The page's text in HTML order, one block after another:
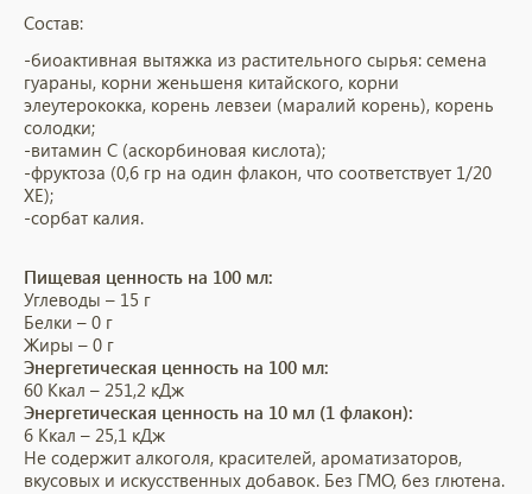
Состав:
-биоактивная вытяжка из растительного сырья: семена
гуараны, корни женьшеня китайского, корни
элеутерококка, корень левзеи (маралий корень), корень
солодки;
-витамин C (аскорбиновая кислота);
-фруктоза (0,6 гр на один флакон, что соответствует 1/20
ХЕ);
-сорбат калия.
Пищевая ценность на 100 мл:
Углеводы – 15 г
Белки – 0 г
Жиры – 0 г
Энергетическая ценность на 100 мл:
60 Ккал – 251,2 кДж
Энергетическая ценность на 10 мл (1 флакон):
6 Ккал – 25,1 кДж
Не содержит алкоголя, красителей, ароматизаторов,
вкусовых и искусственных добавок. Без ГМО, без глютена.